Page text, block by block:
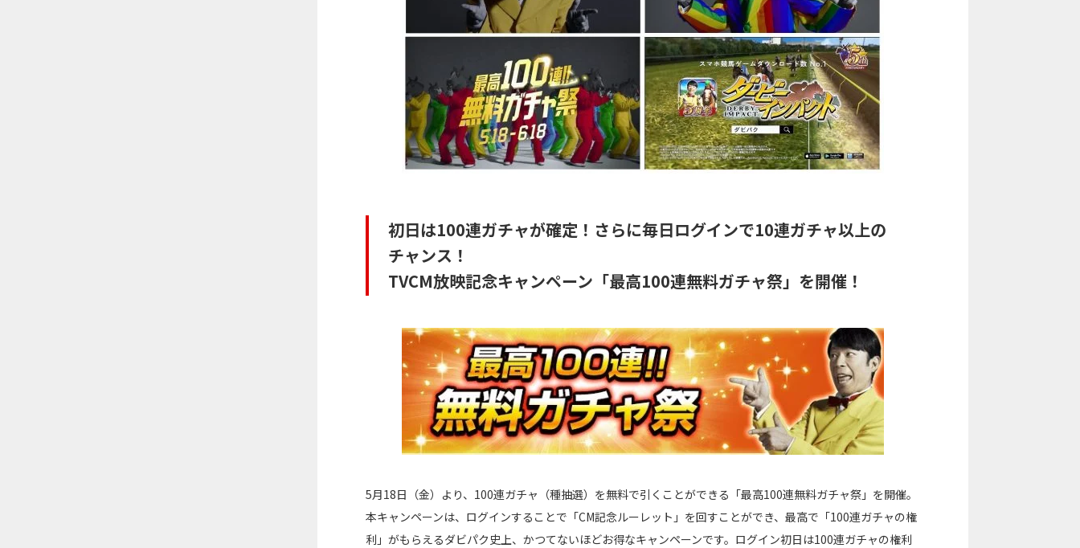
初日は100連ガチャが確定！さらに毎日ログインで10連ガチャ以上の
チャンス！
TVCM放映記念キャンペーン「最高100連無料ガチャ祭」を開催！
5月18日（金）より、100連ガチャ（種抽選）を無料で引くことができる「最高100連無料ガチャ祭」を開催。
本キャンペーンは、ログインすることで「CM記念ルーレット」を回すことができ、最高で「100連ガチャの権
利」がもらえるダビパク史上、かつてないほどお得なキャンペーンです。ログイン初日は100連ガチャの権利